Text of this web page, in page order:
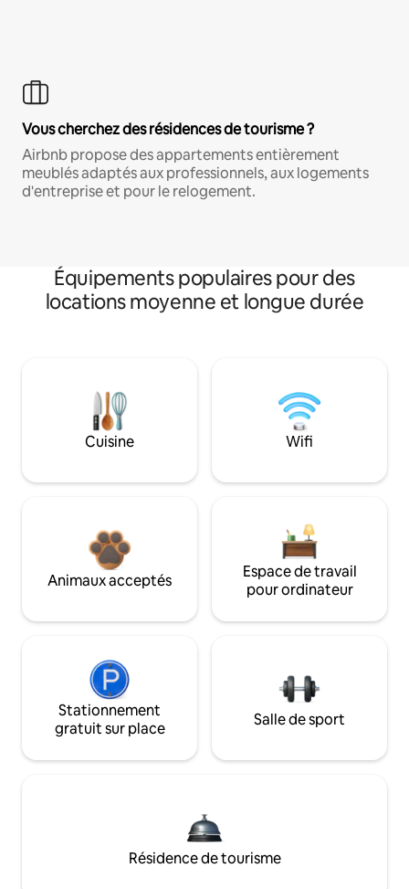
Vous cherchez des résidences de tourisme ?
Airbnb propose des appartements entièrement
meublés adaptés aux professionnels, aux logements
d'entreprise et pour le relogement.
Équipements populaires pour des
locations moyenne et longue durée
Cuisine Wifi
Animaux acceptés
Espace de travail
pour ordinateur
Stationnement
gratuit sur place
Salle de sport
Résidence de tourisme